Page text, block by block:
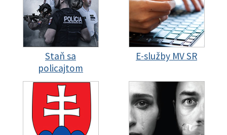
Staň sa
policajtom
E-služby MV SR